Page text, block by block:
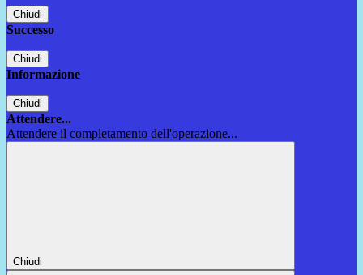
Chiudi
Successo
Chiudi
Informazione
Chiudi
Attendere...
Attendere il completamento dell'operazione...
Chiudi